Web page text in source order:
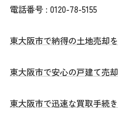
電話番号 : 0120-78-5155
東大阪市で納得の土地売却を
東大阪市で安心の戸建て売却
東大阪市で迅速な買取手続き